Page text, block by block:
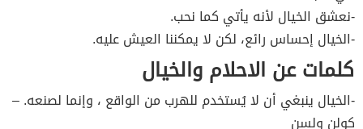
-نعشق الخيال لأنه يأتي كما نحب.
-الخيال إحساس رائع، لكن لا يمكننا العيش عليه.
كلمات عن الاحلام والخيال
-الخيال ينبغي أن لا يُستخدم للهرب من الواقع ، وإنما لصنعه. –
كولن ولسن